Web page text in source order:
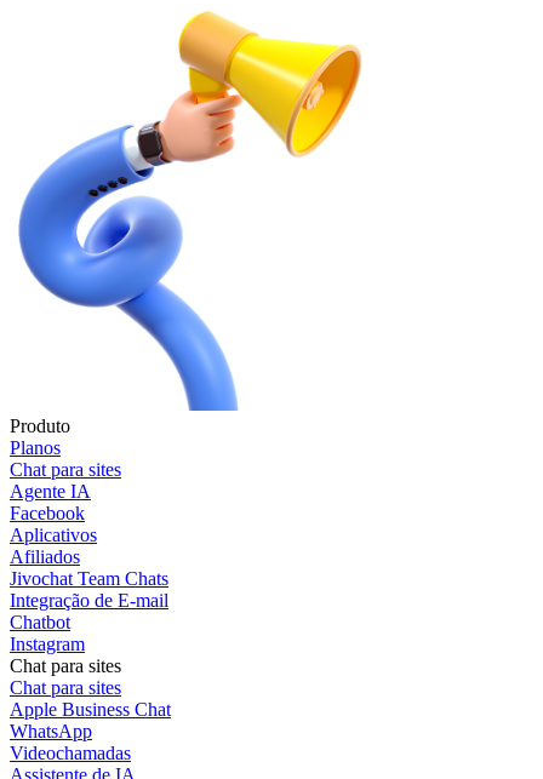
Produto
Planos
Chat para sites
Agente IA
Facebook
Aplicativos
Afiliados
Jivochat Team Chats
Integração de E-mail
Chatbot
Instagram
Chat para sites
Chat para sites
Apple Business Chat
WhatsApp
Videochamadas
Assistente de IA